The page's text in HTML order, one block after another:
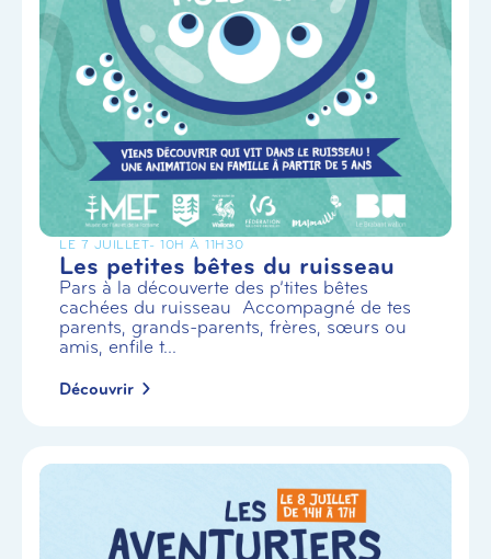
LE 7 JUILLET- 10H À 11H30
Les petites bêtes du ruisseau
Pars à la découverte des p’tites bêtes
cachées du ruisseau Accompagné de tes
parents, grands-parents, frères, sœurs ou
amis, enfile t...
Découvrir